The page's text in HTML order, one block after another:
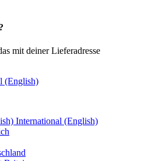
mit deiner Lieferadresse
(English)
International (English)